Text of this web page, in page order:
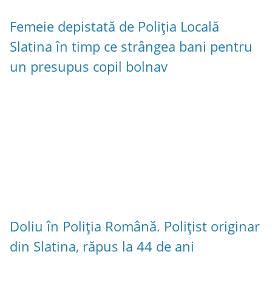
Femeie depistată de Poliția Locală
Slatina în timp ce strângea bani pentru
un presupus copil bolnav
Doliu în Poliția Română. Polițist originar
din Slatina, răpus la 44 de ani